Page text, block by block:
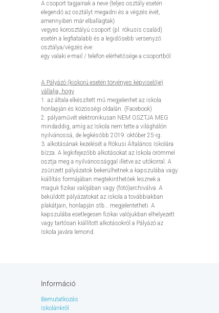
A csoport tagjainak a neve (teljes osztály esetén
elegendő az osztályt megadni és a végzés évét,
amennyiben már elballagtak)
vegyes korosztályú csoport (pl. rókusis család)
esetén a legfiatalabb és a legidősebb versenyző
osztálya/végzés éve:
egy valaki e-mail / telefon elérhetősége a csoportból:
A Pályázó (kiskorú esetén törvényes képviselője)
vállalja, hogy
1. az általa elkészített mű megjelenhet az iskola
honlapján és közösségi oldalán. (Facebook)
2. pályaművét elektronikusan NEM OSZTJA MEG
mindaddig, amíg az Iskola nem tette a világhálón
nyilvánossá, de legkésőbb 2019. október 25-ig.
3. alkotásának kezelését a Rókusi Általános Iskolára
bízza. A legkifejezőbb alkotásokat az Iskola örömmel
osztja meg a nyilvánossággal illetve az utókorral. A
zsűrizett pályázatok bekerülhetnek a kapszulába vagy
kiállítás formájában megtekinthetőek lesznek a
maguk fizikai valójában vagy (fotó)archiválva. A
beküldött pályázatokat az iskola a továbbiakban
plakátjain, honlapján stb… megjelentetheti. A
kapszulába esetlegesen fizikai valójukban elhelyezett
vagy tartósan kiállított alkotásokról a Pályázó az
Iskola javára lemond.
Információ
Bemutatkozás
Iskolánkról